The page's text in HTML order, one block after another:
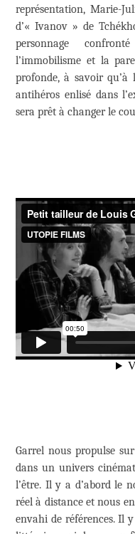
représentation, Marie-
d’« Ivanov » de
personnage
l’immobilisme et la
profonde, à savoir qu’à
antihéros enlisé dans
sera prêt à changer le
Garrel nous propulse
dans un univers
l’être. Il y a d’abord le
réel à distance et nous
envahi de références. Il